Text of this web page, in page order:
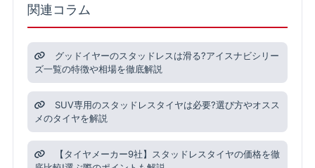
関連コラム
グッドイヤーのスタッドレスは滑る?アイスナビシリー
ズ一覧の特徴や相場を徹底解説
SUV専用のスタッドレスタイヤは必要?選び方やオスス
メのタイヤを解説
【タイヤメーカー9社】スタッドレスタイヤの価格を徹